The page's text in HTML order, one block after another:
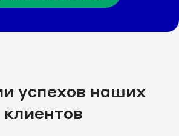
успехов наших
клиентов